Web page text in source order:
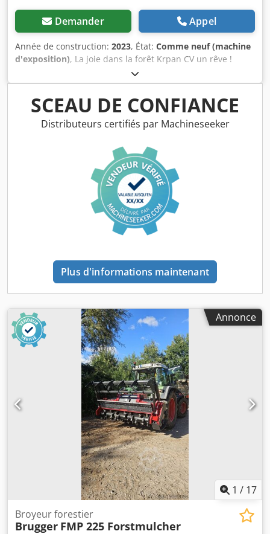
Demander Appel
Année de construction: 2023, État: Comme neuf (machine
d'exposition), La joie dans la forêt Krpan CV un rêve !
Dodpfxeunmwcs Ap Hskr KRPAN est le plus grand
fabricant de treuils forestiers au monde et produit
également des fendeuses de bûches. au plus haut niveau
de qualité ! Nous avons tous les modèles en stock et
pouvons vous les livrer immédiatement. Pour une
SCEAU DE CONFIANCE
Distributeurs certifiés par Machineseeker
Plus d'informations maintenant
Annonce
1 / 17
Broyeur forestier
Brugger FMP 225 Forstmulcher